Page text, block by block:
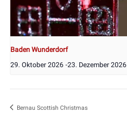
Baden Wunderdorf
29. Oktober 2026 -23. Dezember 2026
Bernau Scottish Christmas